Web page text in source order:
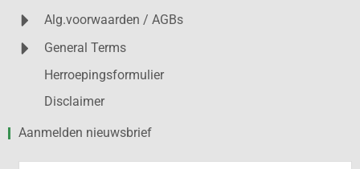
Alg.voorwaarden / AGBs
General Terms
Herroepingsformulier
Disclaimer
Aanmelden nieuwsbrief